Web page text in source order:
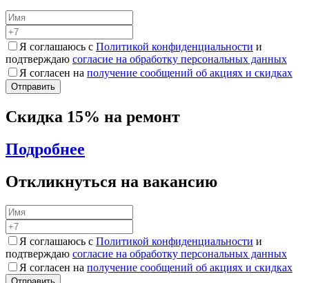
Я соглашаюсь с Политикой конфиденциальности и
подтверждаю согласие на обработку персональных данных
Я согласен на получение сообщений об акциях и скидках
Скидка 15% на ремонт
Подробнее
Откликнуться на вакансию
Я соглашаюсь с Политикой конфиденциальности и
подтверждаю согласие на обработку персональных данных
Я согласен на получение сообщений об акциях и скидках